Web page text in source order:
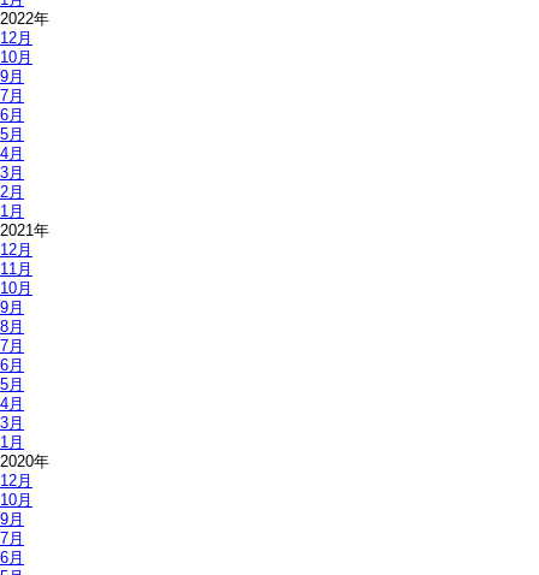
2022年
12月
10月
9月
7月
6月
5月
4月
3月
2月
1月
2021年
12月
11月
10月
9月
8月
7月
6月
5月
4月
3月
1月
2020年
12月
10月
9月
7月
6月